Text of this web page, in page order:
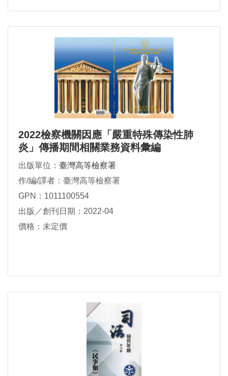
2022檢察機關因應「嚴重特殊傳染性肺
炎」傳播期間相關業務資料彙編
出版單位： 臺灣高等檢察署
作/編/譯者：臺灣高等檢察署
GPN：1011100554
出版／創刊日期：2022-04
價格：未定價